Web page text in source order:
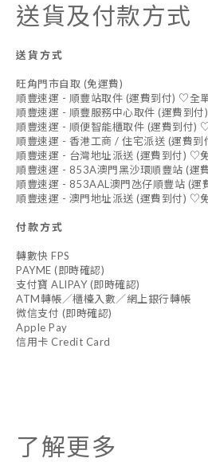
送貨及付款方式
送貨方式
旺角門市自取 (免運費)
順豐速運 - 順豐站取件 (運費到付) ♡全
順豐速運 - 順豐服務中心取件 (運費到
順豐速運 - 順便智能櫃取件 (運費到付)
順豐速運 - 香港工商 / 住宅派送 (運費
順豐速運 - 台灣地址派送 (運費到付) ♡
順豐速運 - 853A澳門黑沙環順豐站 (運
順豐速運 - 853AAL澳門氹仔順豐站 (
順豐速運 - 澳門地址派送 (運費到付) ♡
付款方式
轉數快 FPS
PAYME (即時確認)
支付寶 ALIPAY (即時確認)
ATM轉帳／櫃檯入數／網上銀行轉帳
微信支付 (即時確認)
Apple Pay
信用卡 Credit Card
了解更多